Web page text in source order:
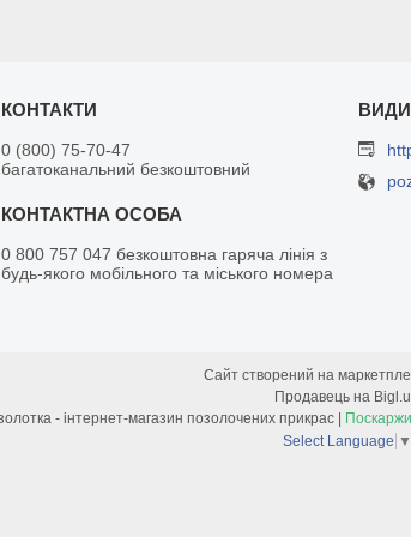
0 (800) 75-70-47
багатоканальний безкоштовний
0 800 757 047 безкоштовна гаряча лінія з
будь-якого мобільного та міського номера
Сайт створений на
Продавець на
Select Language ▼